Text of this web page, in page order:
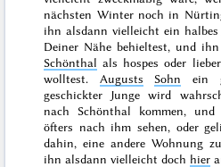
nächsten Winternoch in
ihn alsdann vielleicht ein halbes
Deiner Nähe behieltest, und
Schönthal als hospes oder
wolltest. Augusts Sohn ein
geschickter Junge wird
nach Schönthal kommen,
öfters nach ihm sehen, oder
dahin, eine andere Wohnung
ihn alsdann vielleicht doch hier